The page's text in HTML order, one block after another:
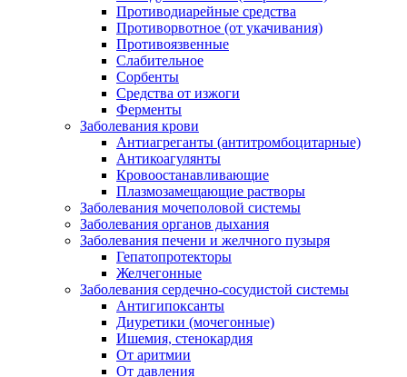
Противодиарейные средства
Противорвотное (от укачивания)
Противоязвенные
Слабительное
Сорбенты
Средства от изжоги
Ферменты
Заболевания крови
Антиагреганты (антитромбоцитарные)
Антикоагулянты
Кровоостанавливающие
Плазмозамещающие растворы
Заболевания мочеполовой системы
Заболевания органов дыхания
Заболевания печени и желчного пузыря
Гепатопротекторы
Желчегонные
Заболевания сердечно-сосудистой системы
Антигипоксанты
Диуретики (мочегонные)
Ишемия, стенокардия
От аритмии
От давления